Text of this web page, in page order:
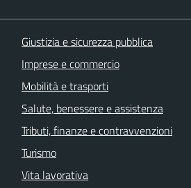
Giustizia e sicurezza pubblica
Imprese e commercio
Mobilità e trasporti
Salute, benessere e assistenza
Tributi, finanze e contravvenzioni
Turismo
Vita lavorativa